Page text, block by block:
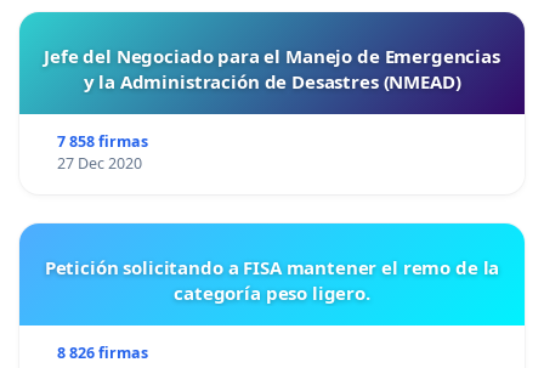
antigüedad, rareza y relevancia histórica.
Artículo 3. Licencias para el uso de detectores de
metales
localización de bienes arqueológicos estará sujeta
a un régimen de licencias. Estas licencias serán
otorgadas por las autoridades competentes de
cada Comunidad Autónoma, previa verificación del
cumplimiento de los requisitos que se determinen
Jefe del Negociado para el Manejo de Emergencias
y la Administración de Desastres (NMEAD)
7 858 firmas
27 Dec 2020
Petición solicitando a FISA mantener el remo de la
categoría peso ligero.
8 826 firmas